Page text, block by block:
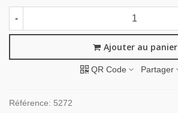
-
Ajouter au panier
QR Code Partager
Référence: 5272